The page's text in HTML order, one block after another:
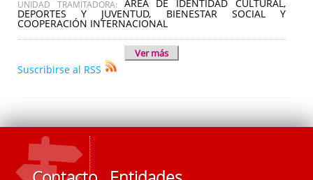
UNIDAD TRAMITADORA: ÁREA DE IDENTIDAD CULTURAL,
DEPORTES Y JUVENTUD, BIENESTAR SOCIAL Y
COOPERACIÓN INTERNACIONAL
Ver más
Suscribirse al RSS